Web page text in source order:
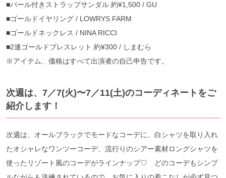
■パール付きストラップサンダル 約¥1,500 / GU
■ゴールドイヤリング / LOWRYS FARM
■ゴールドネックレス / NINA RICCI
■2連ゴールドブレスレット 約¥300 / しまむら
※アイテム、価格はすべて出演者の自己申告です。
次週は、7／7(火)〜7／11(土)のコーディネートをご
紹介します！
次週は、オールブラックでモードなコーデに、白シャツを取り入れ
たオシャレなワンツーコーデ、流行りのシアー素材ロングシャツを
使ったリゾート風のコーデがラインナップ♡ どのコーデもシンプ